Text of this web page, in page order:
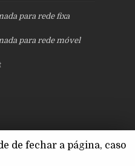
para rede fixa
para rede móvel
de fechar a página, caso